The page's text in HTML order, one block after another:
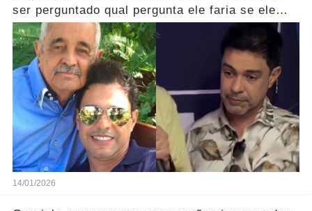
ser perguntado qual pergunta ele faria se ele
pudesse se encontrar com o seu pai.... Ver mais
14/01/2026